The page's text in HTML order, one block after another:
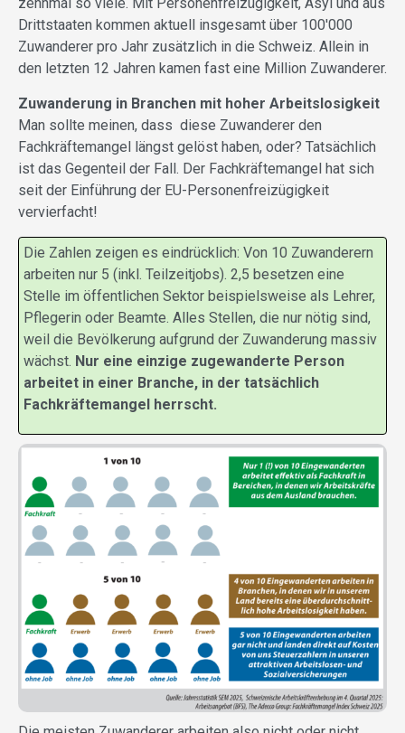
Drittstaaten kommen aktuell insgesamt über 100'000
Zuwanderer pro Jahr zusätzlich in die Schweiz. Allein in
den letzten 12 Jahren kamen fast eine Million Zuwanderer.
Zuwanderung in Branchen mit hoher Arbeitslosigkeit
Man sollte meinen, dass diese Zuwanderer den
Fachkräftemangel längst gelöst haben, oder? Tatsächlich
ist das Gegenteil der Fall. Der Fachkräftemangel hat sich
seit der Einführung der EU-Personenfreizügigkeit
vervierfacht!
Die Zahlen zeigen es eindrücklich: Von 10 Zuwanderern
arbeiten nur 5 (inkl. Teilzeitjobs). 2,5 besetzen eine
Stelle im öffentlichen Sektor beispielsweise als Lehrer,
Pflegerin oder Beamte. Alles Stellen, die nur nötig sind,
weil die Bevölkerung aufgrund der Zuwanderung massiv
wächst. Nur eine einzige zugewanderte Person
arbeitet in einer Branche, in der tatsächlich
Fachkräftemangel herrscht.